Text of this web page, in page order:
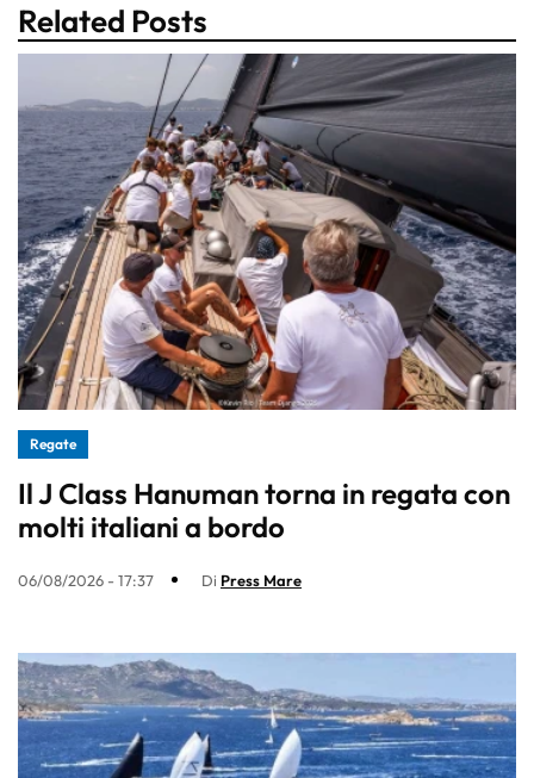
Related Posts
Regate
Il J Class Hanuman torna in regata con
molti italiani a bordo
06/08/2026 - 17:37 Di Press Mare